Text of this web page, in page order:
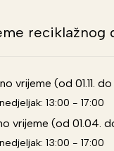
reciklažnog
vrijeme (od 01.11.
13:00 - 17:00
vrijeme (od 01.04. do
13:00 - 17:00